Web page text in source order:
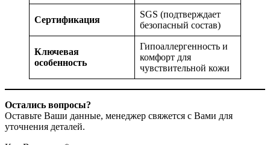
Сертификация
SGS (подтверждает
безопасный состав)
Ключевая
особенность
Гипоаллергенность и
комфорт для
чувствительной кожи
Остались вопросы?
Оставьте Ваши данные, менеджер свяжется с Вами для
уточнения деталей.